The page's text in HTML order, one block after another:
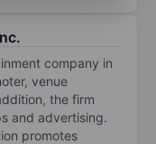
company in
venue
the firm
and advertising.
promotes